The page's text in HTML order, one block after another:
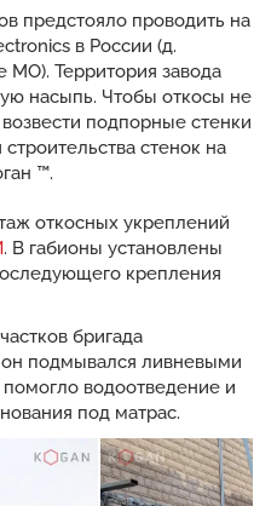
предстояло проводить на
в России (д.
МО). Территория завода
насыпь. Чтобы откосы не
подпорные стенки
стенок на
™.
откосных укреплений
. В габионы установлены
крепления
бригада
он подмывался ливневыми
водоотведение и
под матрас.